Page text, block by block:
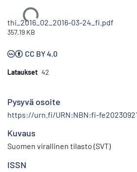
Ladataan...
thi_2016_02_2016-03-24_fi.pdf
357.19 KB
CC BY 4.0
Lataukset 42
Pysyvä osoite
https://urn.fi/URN:NBN:fi-
Kuvaus
Suomen virallinen tilasto (SVT)
ISSN